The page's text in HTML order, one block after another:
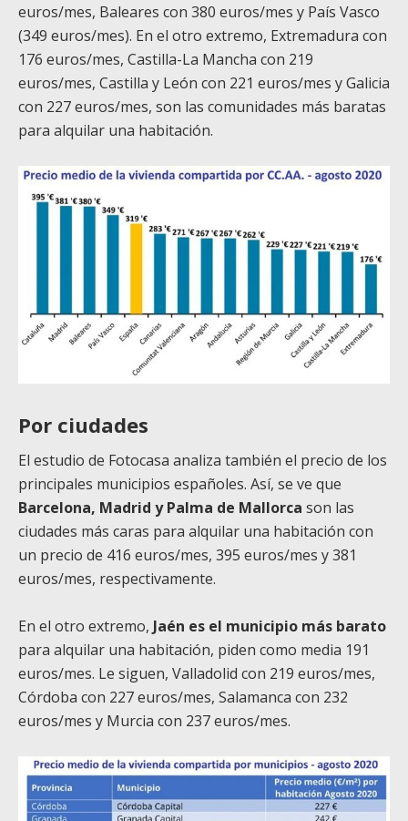
euros/mes, Baleares con 380 euros/mes y País Vasco
(349 euros/mes). En el otro extremo, Extremadura con
176 euros/mes, Castilla-La Mancha con 219
euros/mes, Castilla y León con 221 euros/mes y Galicia
con 227 euros/mes, son las comunidades más baratas
para alquilar una habitación.
Por ciudades
El estudio de Fotocasa analiza también el precio de los
principales municipios españoles. Así, se ve que
Barcelona, Madrid y Palma de Mallorca son las
ciudades más caras para alquilar una habitación con
un precio de 416 euros/mes, 395 euros/mes y 381
euros/mes, respectivamente.
En el otro extremo, Jaén es el municipio más barato
para alquilar una habitación, piden como media 191
euros/mes. Le siguen, Valladolid con 219 euros/mes,
Córdoba con 227 euros/mes, Salamanca con 232
euros/mes y Murcia con 237 euros/mes.